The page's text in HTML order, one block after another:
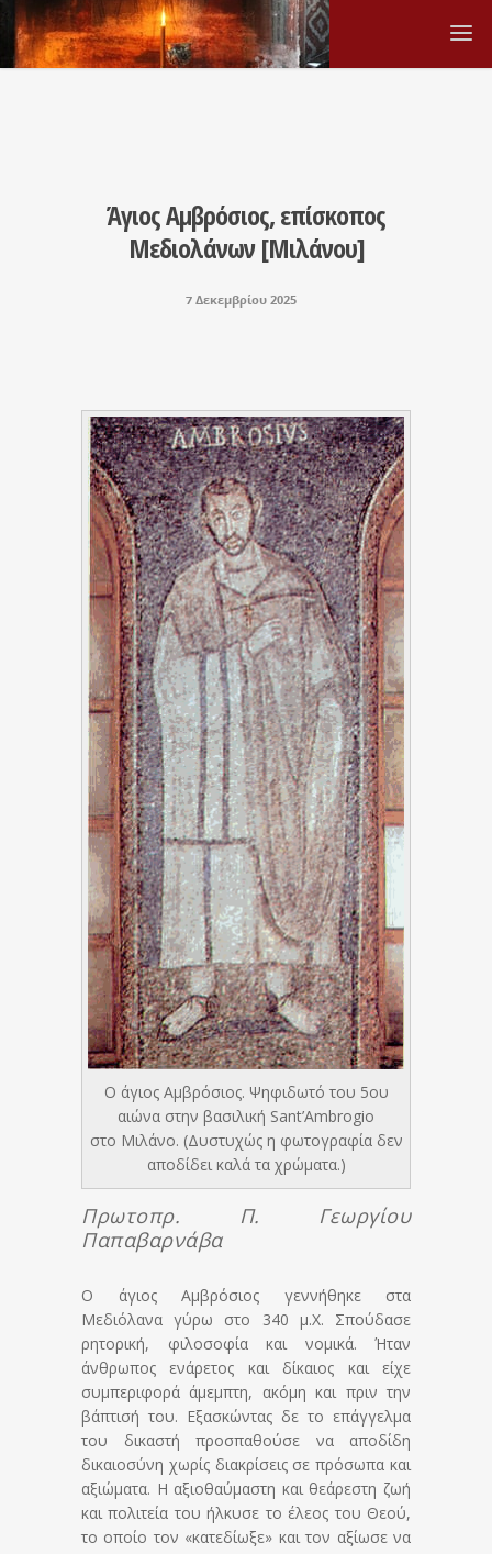
Άγιος Αμβρόσιος, επίσκοπος
Μεδιολάνων [Μιλάνου]
7 Δεκεμβρίου 2025
Ο άγιος Αμβρόσιος. Ψηφιδωτό του 5ου
αιώνα στην βασιλική Sant’Ambrogio
στο Μιλάνο. (Δυστυχώς η φωτογραφία δεν
αποδίδει καλά τα χρώματα.)
Πρωτοπρ. Π. Γεωργίου
Παπαβαρνάβα
Ο άγιος Αμβρόσιος γεννήθηκε στα
Μεδιόλανα γύρω στο 340 μ.Χ. Σπούδασε
ρητορική, φιλοσοφία και νομικά. Ήταν
άνθρωπος ενάρετος και δίκαιος και είχε
συμπεριφορά άμεμπτη, ακόμη και πριν την
βάπτισή του. Εξασκώντας δε το επάγγελμα
του δικαστή προσπαθούσε να αποδίδη
δικαιοσύνη χωρίς διακρίσεις σε πρόσωπα και
αξιώματα. Η αξιοθαύμαστη και θεάρεστη ζωή
και πολιτεία του ήλκυσε το έλεος του Θεού,
το οποίο τον «κατεδίωξε» και τον αξίωσε να